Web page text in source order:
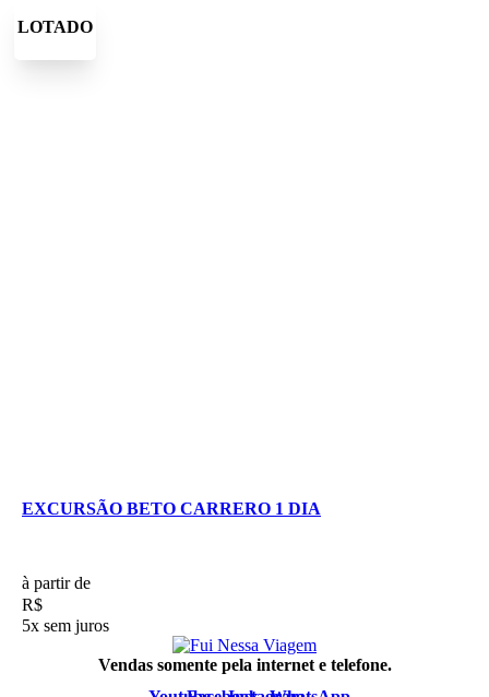
LOTADO
EXCURSÃO BETO CARRERO 1 DIA
à partir de
R$
5x sem juros
Vendas somente pela internet e telefone.